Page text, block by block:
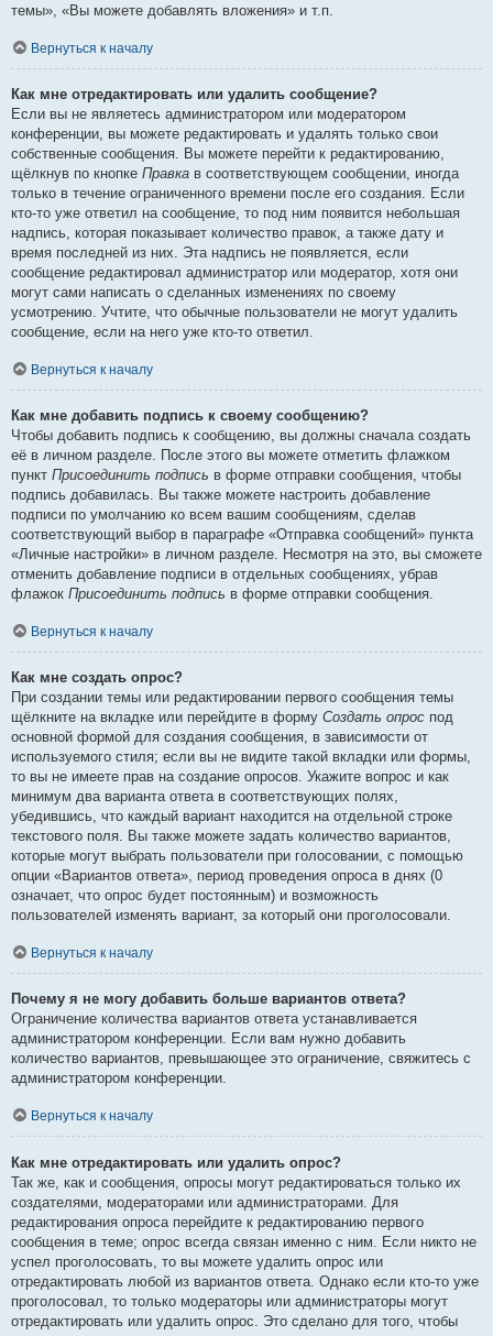
темы», «Вы можете добавлять вложения» и т.п.
Вернуться к началу
Как мне отредактировать или удалить сообщение?
Если вы не являетесь администратором или модератором
конференции, вы можете редактировать и удалять только свои
собственные сообщения. Вы можете перейти к редактированию,
щёлкнув по кнопке Правка в соответствующем сообщении, иногда
только в течение ограниченного времени после его создания. Если
кто-то уже ответил на сообщение, то под ним появится небольшая
надпись, которая показывает количество правок, а также дату и
время последней из них. Эта надпись не появляется, если
сообщение редактировал администратор или модератор, хотя они
могут сами написать о сделанных изменениях по своему
усмотрению. Учтите, что обычные пользователи не могут удалить
сообщение, если на него уже кто-то ответил.
Вернуться к началу
Как мне добавить подпись к своему сообщению?
Чтобы добавить подпись к сообщению, вы должны сначала создать
её в личном разделе. После этого вы можете отметить флажком
пункт Присоединить подпись в форме отправки сообщения, чтобы
подпись добавилась. Вы также можете настроить добавление
подписи по умолчанию ко всем вашим сообщениям, сделав
соответствующий выбор в параграфе «Отправка сообщений» пункта
«Личные настройки» в личном разделе. Несмотря на это, вы сможете
отменить добавление подписи в отдельных сообщениях, убрав
флажок Присоединить подпись в форме отправки сообщения.
Вернуться к началу
Как мне создать опрос?
При создании темы или редактировании первого сообщения темы
щёлкните на вкладке или перейдите в форму Создать опрос под
основной формой для создания сообщения, в зависимости от
используемого стиля; если вы не видите такой вкладки или формы,
то вы не имеете прав на создание опросов. Укажите вопрос и как
минимум два варианта ответа в соответствующих полях,
убедившись, что каждый вариант находится на отдельной строке
текстового поля. Вы также можете задать количество вариантов,
которые могут выбрать пользователи при голосовании, с помощью
опции «Вариантов ответа», период проведения опроса в днях (0
означает, что опрос будет постоянным) и возможность
пользователей изменять вариант, за который они проголосовали.
Вернуться к началу
Почему я не могу добавить больше вариантов ответа?
Ограничение количества вариантов ответа устанавливается
администратором конференции. Если вам нужно добавить
количество вариантов, превышающее это ограничение, свяжитесь с
администратором конференции.
Вернуться к началу
Как мне отредактировать или удалить опрос?
Так же, как и сообщения, опросы могут редактироваться только их
создателями, модераторами или администраторами. Для
редактирования опроса перейдите к редактированию первого
сообщения в теме; опрос всегда связан именно с ним. Если никто не
успел проголосовать, то вы можете удалить опрос или
отредактировать любой из вариантов ответа. Однако если кто-то уже
проголосовал, то только модераторы или администраторы могут
отредактировать или удалить опрос. Это сделано для того, чтобы